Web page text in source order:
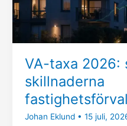
VA-taxa 2026:
skillnaderna
Johan Eklund • 15 juli,